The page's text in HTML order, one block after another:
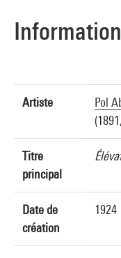
Artiste
Pol
Titre
principal
Date de
création
1924